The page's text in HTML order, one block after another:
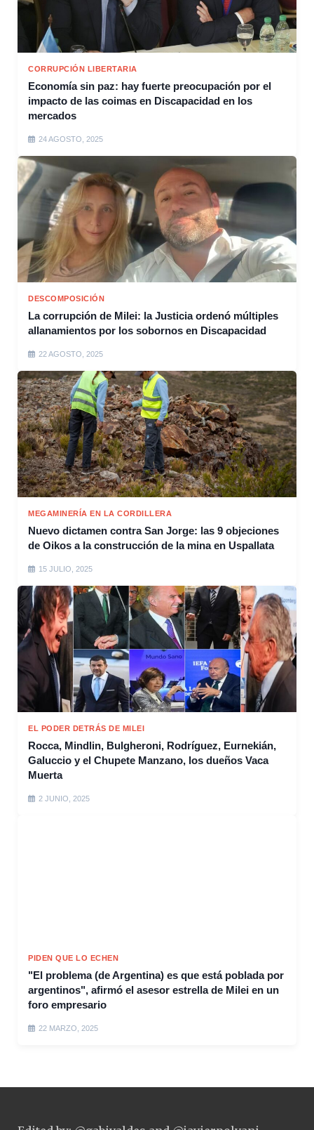
CORRUPCIÓN LIBERTARIA
Economía sin paz: hay fuerte preocupación por el
impacto de las coimas en Discapacidad en los
mercados
24 AGOSTO, 2025
DESCOMPOSICIÓN
La corrupción de Milei: la Justicia ordenó múltiples
allanamientos por los sobornos en Discapacidad
22 AGOSTO, 2025
MEGAMINERÍA EN LA CORDILLERA
Nuevo dictamen contra San Jorge: las 9 objeciones
de Oikos a la construcción de la mina en Uspallata
15 JULIO, 2025
EL PODER DETRÁS DE MILEI
Rocca, Mindlin, Bulgheroni, Rodríguez, Eurnekián,
Galuccio y el Chupete Manzano, los dueños Vaca
Muerta
2 JUNIO, 2025
PIDEN QUE LO ECHEN
"El problema (de Argentina) es que está poblada por
argentinos", afirmó el asesor estrella de Milei en un
foro empresario
22 MARZO, 2025